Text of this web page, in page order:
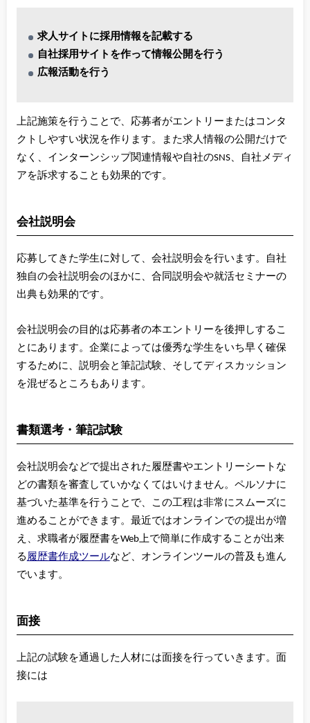
求人サイトに採用情報を記載する
自社採用サイトを作って情報公開を行う
広報活動を行う
上記施策を行うことで、応募者がエントリーまたはコンタ
クトしやすい状況を作ります。また求人情報の公開だけで
なく、インターンシップ関連情報や自社のSNS、自社メディ
アを訴求することも効果的です。
会社説明会
応募してきた学生に対して、会社説明会を行います。自社
独自の会社説明会のほかに、合同説明会や就活セミナーの
出典も効果的です。
会社説明会の目的は応募者の本エントリーを後押しするこ
とにあります。企業によっては優秀な学生をいち早く確保
するために、説明会と筆記試験、そしてディスカッション
を混ぜるところもあります。
書類選考・筆記試験
会社説明会などで提出された履歴書やエントリーシートな
どの書類を審査していかなくてはいけません。ペルソナに
基づいた基準を行うことで、この工程は非常にスムーズに
進めることができます。最近ではオンラインでの提出が増
え、求職者が履歴書をWeb上で簡単に作成することが出来
る履歴書作成ツールなど、オンラインツールの普及も進ん
でいます。
面接
上記の試験を通過した人材には面接を行っていきます。面
接には